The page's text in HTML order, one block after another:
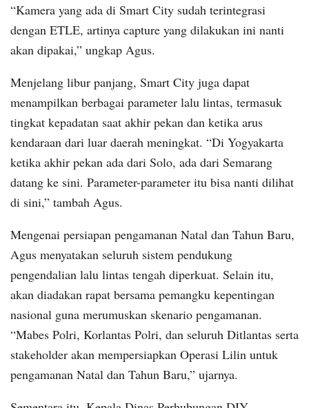
“Kamera yang ada di Smart City sudah terintegrasi
dengan ETLE, artinya capture yang dilakukan ini nanti
akan dipakai,” ungkap Agus.
Menjelang libur panjang, Smart City juga dapat
menampilkan berbagai parameter lalu lintas, termasuk
tingkat kepadatan saat akhir pekan dan ketika arus
kendaraan dari luar daerah meningkat. “Di Yogyakarta
ketika akhir pekan ada dari Solo, ada dari Semarang
datang ke sini. Parameter-parameter itu bisa nanti dilihat
di sini,” tambah Agus.
Mengenai persiapan pengamanan Natal dan Tahun Baru,
Agus menyatakan seluruh sistem pendukung
pengendalian lalu lintas tengah diperkuat. Selain itu,
akan diadakan rapat bersama pemangku kepentingan
nasional guna merumuskan skenario pengamanan.
“Mabes Polri, Korlantas Polri, dan seluruh Ditlantas serta
stakeholder akan mempersiapkan Operasi Lilin untuk
pengamanan Natal dan Tahun Baru,” ujarnya.